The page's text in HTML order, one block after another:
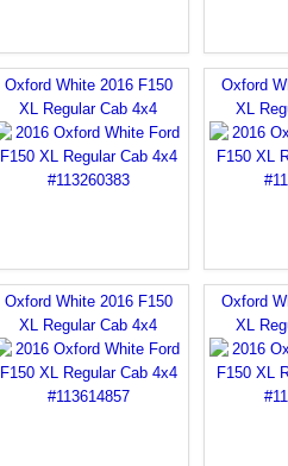
Oxford White 2016 F150
XL Regular Cab 4x4
Oxford
XL
Oxford White 2016 F150
XL Regular Cab 4x4
Oxford
XL